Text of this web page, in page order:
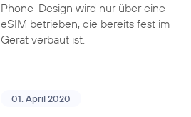
Phone-Design wird nur über eine
eSIM betrieben, die bereits fest im
Gerät verbaut ist.
01. April 2020